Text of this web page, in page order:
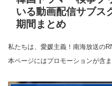
いる動画配信サブス
期間まとめ
私たちは、愛媛主義！南海放送の
本ページにはプロモーションが含